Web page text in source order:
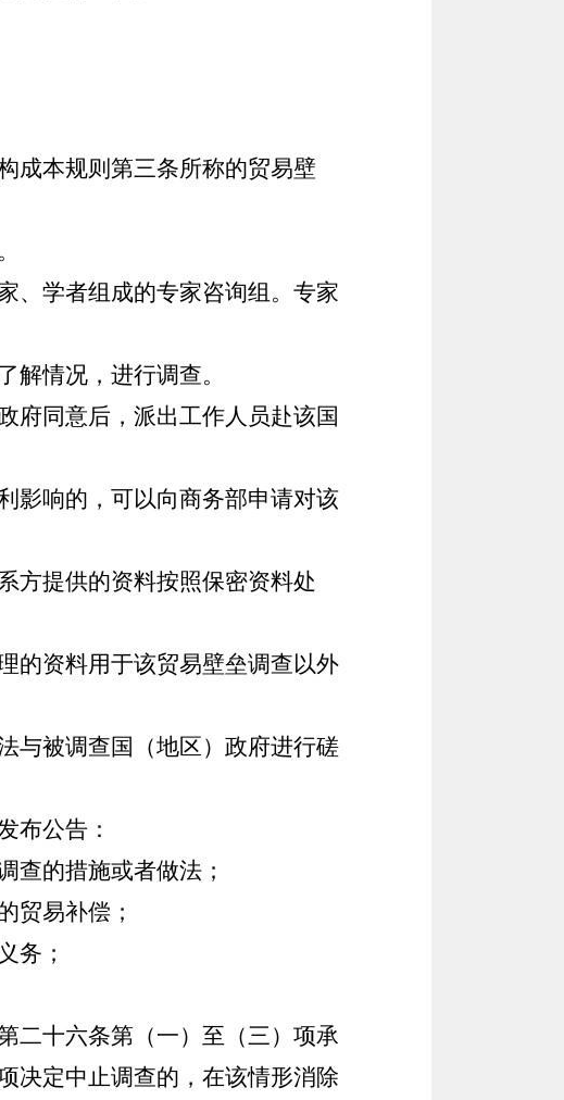
成本规则第三条所称的贸易壁
、学者组成的专家咨询组。专家
情况，进行调查。
府同意后，派出工作人员赴该国
影响的，可以向商务部申请对该
方提供的资料按照保密资料处
的资料用于该贸易壁垒调查以外
与被调查国（地区）政府进行磋
布公告：
查的措施或者做法；
贸易补偿；
务；
二十六条第（一）至（三）项承
决定中止调查的，在该情形消除